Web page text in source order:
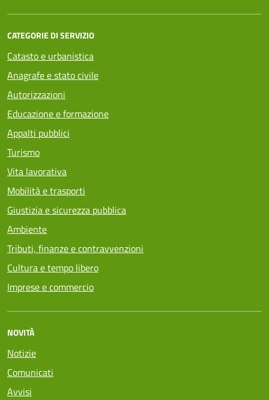
CATEGORIE DI SERVIZIO
Catasto e urbanistica
Anagrafe e stato civile
Autorizzazioni
Educazione e formazione
Appalti pubblici
Turismo
Vita lavorativa
Mobilità e trasporti
Giustizia e sicurezza pubblica
Ambiente
Tributi, finanze e contravvenzioni
Cultura e tempo libero
Imprese e commercio
NOVITÀ
Notizie
Comunicati
Avvisi